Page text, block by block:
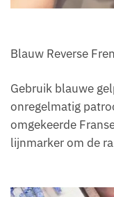
Blauw Reverse
Gebruik blauwe
onregelmatig
omgekeerde
lijnmarker om de